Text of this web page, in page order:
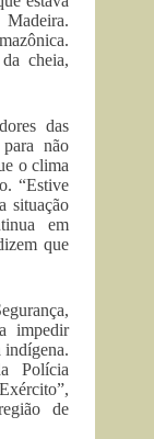
cheia,
das
não
o clima
“Estive
situação
em
que
impedir
indígena.
Polícia
de